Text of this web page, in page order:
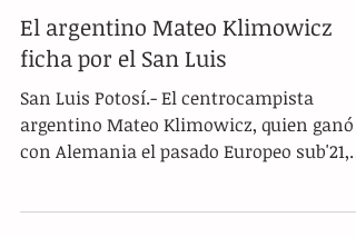
El argentino Mateo Klimowicz